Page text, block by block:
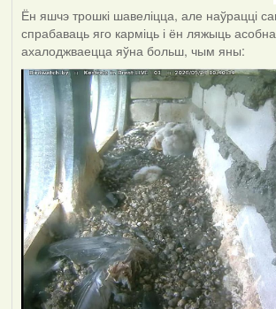
Ён яшчэ трошкі шавеліцца, але наўрацці
спрабаваць яго карміць і ён ляжыць асобна
ахалоджваецца яўна больш, чым яны: